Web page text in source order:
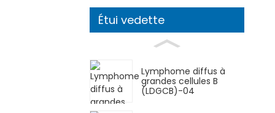
Étui vedette
Lymphome diffus à
grandes cellules B
(LDGCB)-04